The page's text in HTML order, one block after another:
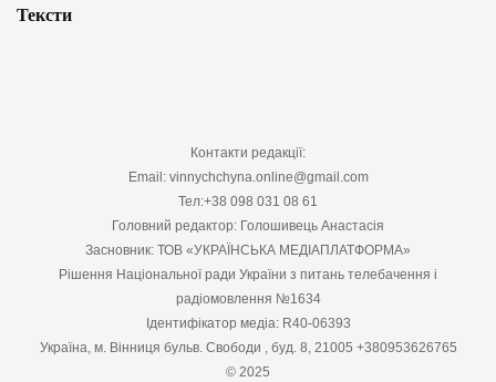
Тексти
Контакти редакції:
Email: vinnychchyna.online@gmail.com
Тел:+38 098 031 08 61
Головний редактор: Голошивець Анастасія
Засновник: ТОВ «УКРАЇНСЬКА МЕДІАПЛАТФОРМА»
Рішення Національної ради України з питань телебачення і
радіомовлення №1634
Ідентифікатор медіа: R40-06393
Україна, м. Вінниця бульв. Свободи , буд. 8, 21005 +380953626765
© 2025